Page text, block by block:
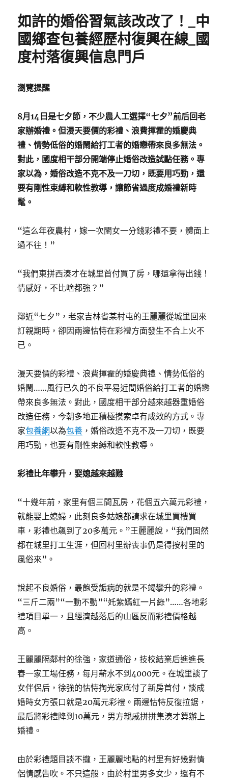
如許的婚俗習氣該改改了！_中
國鄉查包養經歷村復興在線_國
度村落復興信息門戶
瀏覽提醒
8月14日是七夕節，不少農人工選擇“七夕”前后回老
家辦婚禮。但漫天要價的彩禮、浪費揮霍的婚慶典
禮、情勢低俗的婚鬧給打工者的婚戀帶來良多無法。
對此，國度相干部分開端停止婚俗改造試點任務。專
家以為，婚俗改造不克不及一刀切，既要用巧勁，還
要有剛性束縛和軟性教導，讓節省過度成婚禮新時
髦。
“這么年夜農村，嫁一次閨女一分錢彩禮不要，體面上
過不往！”
“我們東拼西湊才在城里首付買了房，哪還拿得出錢！
情感好，不比啥都強？”
鄰近“七夕”，老家吉林省某村屯的王麗麗從城里回來
訂親期時，卻因兩邊怙恃在彩禮方面發生不合上火不
已。
漫天要價的彩禮、浪費揮霍的婚慶典禮、情勢低俗的
婚鬧……風行已久的不良平易近間婚俗給打工者的婚戀
帶來良多無法。對此，國度相干部分越來越器重婚俗
改造任務，今朝多地正積極摸索卓有成效的方式。專
家包養網以為包養 ，婚俗改造不克不及一刀切，既要
用巧勁，也要有剛性束縛和軟性教導。
彩禮比年攀升，娶媳越來越難
“十幾年前，家里有個三間瓦房，花個五六萬元彩禮，
就能娶上媳婦，此刻良多姑娘都請求在城里買樓買
車，彩禮也飆到了20多萬元。”王麗麗說，“我們固然
都在城里打工生涯，但回村里辦喪事仍是得按村里的
風俗來”。
說起不良婚俗，最飽受詬病的就是不竭攀升的彩禮。
“三斤二兩”“一動不動”“奼紫嫣紅一片綠”……各地彩
禮項目單一，且經濟越落后的山區反而彩禮價格越
高。
王麗麗隔鄰村的徐強，家道通俗，技校結業后進進長
春一家工場任務，每月薪水不到4000元。在城里談了
女伴侶后，徐強的怙恃掏光家底付了新房首付，談成
婚時女方張口就是20萬元彩禮。兩邊怙恃反復拉鋸，
最后將彩禮降到10萬元，男方親戚拼拼集湊才算辦上
婚禮。
由於彩禮題目談不攏，王麗麗地點的村里有好幾對情
侶情感告吹。不只這般，由於村里男多女少，還有不